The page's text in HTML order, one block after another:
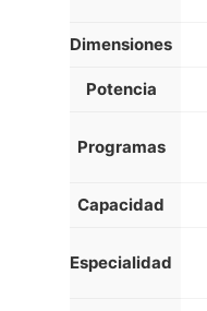
Dimensiones
Potencia
Programas
Capacidad
Especialidad